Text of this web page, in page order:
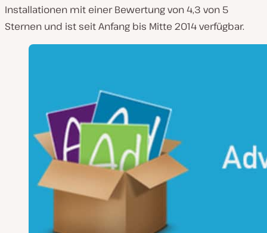
Installationen mit einer Bewertung von 4,3 von 5
Sternen und ist seit Anfang bis Mitte 2014 verfügbar.